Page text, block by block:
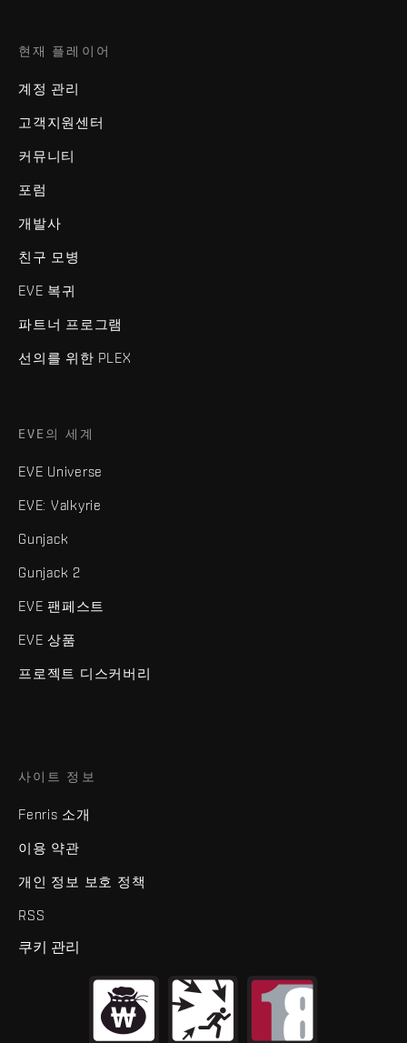
현재 플레이어
계정 관리
고객지원센터
커뮤니티
포럼
개발사
친구 모병
EVE 복귀
파트너 프로그램
선의를 위한 PLEX
EVE의 세계
EVE Universe
EVE: Valkyrie
Gunjack
Gunjack 2
EVE 팬페스트
EVE 상품
프로젝트 디스커버리
사이트 정보
Fenris 소개
이용 약관
개인 정보 보호 정책
RSS
쿠키 관리